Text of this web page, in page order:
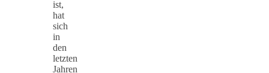
ist,
hat
sich
in
den
letzten
Jahren